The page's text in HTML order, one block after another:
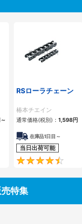
～
4.5
RSローラチェーン
椿本チエイン
通常価格(税別)： 1,598円
在庫品1日目～
当日出荷可能
特集